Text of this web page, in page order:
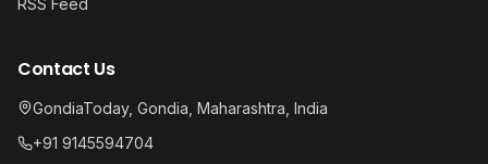
Contact Us
GondiaToday, Gondia, Maharashtra, India
+91 9145594704